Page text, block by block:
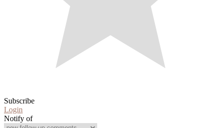
Subscribe
Login
Notify of